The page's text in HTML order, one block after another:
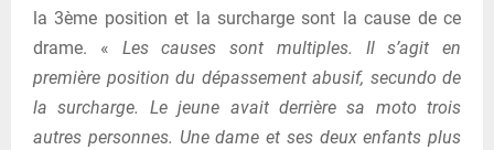
la 3ème position et la surcharge sont la cause de ce
drame. « Les causes sont multiples. Il s’agit en
première position du dépassement abusif, secundo de
la surcharge. Le jeune avait derrière sa moto trois
autres personnes. Une dame et ses deux enfants plus